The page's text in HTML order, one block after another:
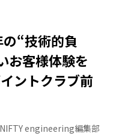
の“技術的負
お客様体験を
ントクラブ前
NIFTY engineering編集部